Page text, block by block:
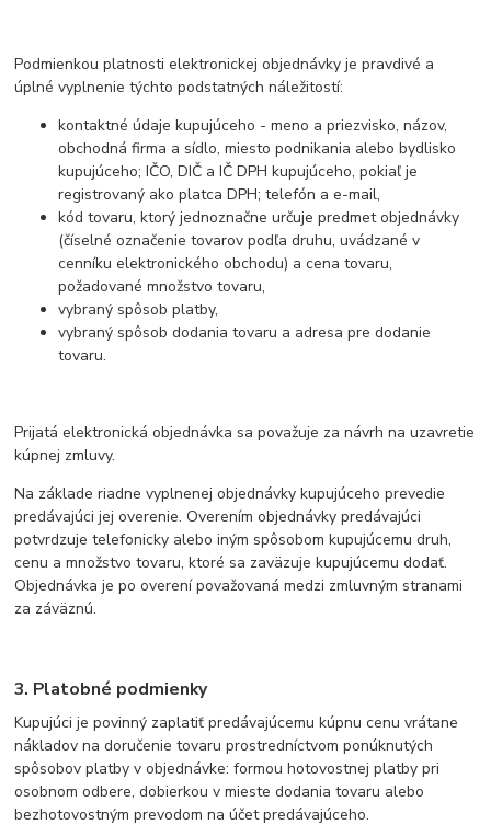
Podmienkou platnosti elektronickej objednávky je pravdivé a
úplné vyplnenie týchto podstatných náležitostí:
kontaktné údaje kupujúceho - meno a priezvisko, názov,
obchodná firma a sídlo, miesto podnikania alebo bydlisko
kupujúceho; IČO, DIČ a IČ DPH kupujúceho, pokiaľ je
registrovaný ako platca DPH; telefón a e-mail,
kód tovaru, ktorý jednoznačne určuje predmet objednávky
(číselné označenie tovarov podľa druhu, uvádzané v
cenníku elektronického obchodu) a cena tovaru,
požadované množstvo tovaru,
vybraný spôsob platby,
vybraný spôsob dodania tovaru a adresa pre dodanie
tovaru.
Prijatá elektronická objednávka sa považuje za návrh na uzavretie
kúpnej zmluvy.
Na základe riadne vyplnenej objednávky kupujúceho prevedie
predávajúci jej overenie. Overením objednávky predávajúci
potvrdzuje telefonicky alebo iným spôsobom kupujúcemu druh,
cenu a množstvo tovaru, ktoré sa zaväzuje kupujúcemu dodať.
Objednávka je po overení považovaná medzi zmluvným stranami
za záväznú.
3. Platobné podmienky
Kupujúci je povinný zaplatiť predávajúcemu kúpnu cenu vrátane
nákladov na doručenie tovaru prostredníctvom ponúknutých
spôsobov platby v objednávke: formou hotovostnej platby pri
osobnom odbere, dobierkou v mieste dodania tovaru alebo
bezhotovostným prevodom na účet predávajúceho.